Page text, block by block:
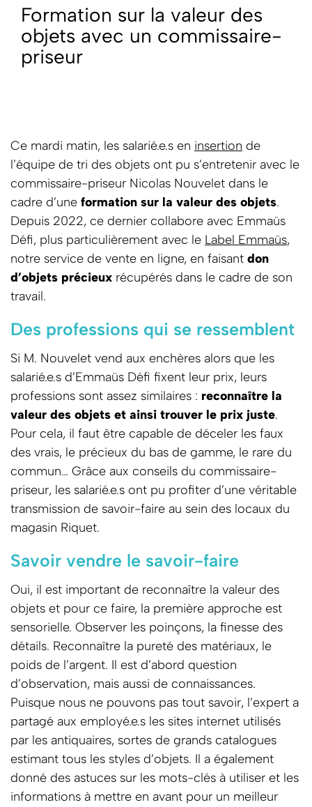
Formation sur la valeur des
objets avec un commissaire-
priseur
Ce mardi matin, les salarié.e.s en insertion de
l’équipe de tri des objets ont pu s’entretenir avec le
commissaire-priseur Nicolas Nouvelet dans le
cadre d’une formation sur la valeur des objets.
Depuis 2022, ce dernier collabore avec Emmaüs
Défi, plus particulièrement avec le Label Emmaüs,
notre service de vente en ligne, en faisant don
d’objets précieux récupérés dans le cadre de son
travail.
Des professions qui se ressemblent
Si M. Nouvelet vend aux enchères alors que les
salarié.e.s d’Emmaüs Défi fixent leur prix, leurs
professions sont assez similaires : reconnaître la
valeur des objets et ainsi trouver le prix juste.
Pour cela, il faut être capable de déceler les faux
des vrais, le précieux du bas de gamme, le rare du
commun… Grâce aux conseils du commissaire-
priseur, les salarié.e.s ont pu profiter d’une véritable
transmission de savoir-faire au sein des locaux du
magasin Riquet.
Savoir vendre le savoir-faire
Oui, il est important de reconnaître la valeur des
objets et pour ce faire, la première approche est
sensorielle. Observer les poinçons, la finesse des
détails. Reconnaître la pureté des matériaux, le
poids de l’argent. Il est d’abord question
d’observation, mais aussi de connaissances.
Puisque nous ne pouvons pas tout savoir, l’expert a
partagé aux employé.e.s les sites internet utilisés
par les antiquaires, sortes de grands catalogues
estimant tous les styles d’objets. Il a également
donné des astuces sur les mots-clés à utiliser et les
informations à mettre en avant pour un meilleur